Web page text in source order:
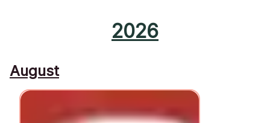
2026
August